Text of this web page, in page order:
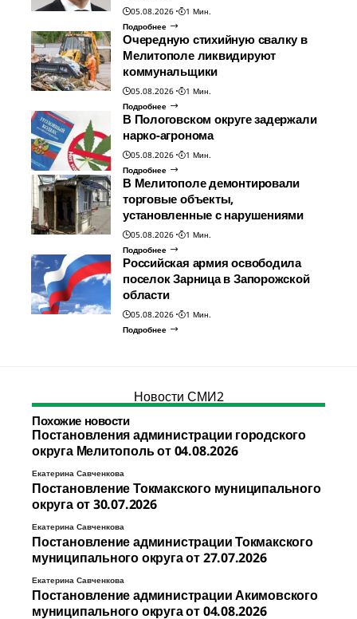
05.08.2026
1 Мин.
Подробнее
Очередную стихийную свалку в
Мелитополе ликвидируют
коммунальщики
05.08.2026
1 Мин.
Подробнее
В Пологовском округе задержали
нарко-агронома
05.08.2026
1 Мин.
Подробнее
В Мелитополе демонтировали
торговые объекты,
установленные с нарушениями
05.08.2026
1 Мин.
Подробнее
Российская армия освободила
поселок Зарница в Запорожской
области
05.08.2026
1 Мин.
Подробнее
Новости СМИ2
Похожие новости
Постановления администрации городского
округа Мелитополь от 04.08.2026
Екатерина Савченкова
Постановление Токмакского муниципального
округа от 30.07.2026
Екатерина Савченкова
Постановление администрации Токмакского
муниципального округа от 27.07.2026
Екатерина Савченкова
Постановление администрации Акимовского
муниципального округа от 04.08.2026